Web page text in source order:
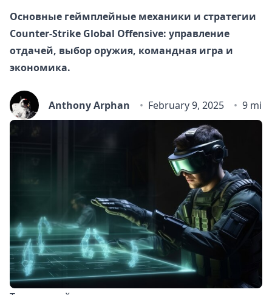
Основные геймплейные механики и стратегии
Counter-Strike Global Offensive: управление
отдачей, выбор оружия, командная игра и
экономика.
Anthony Arphan February 9, 2025 9 min